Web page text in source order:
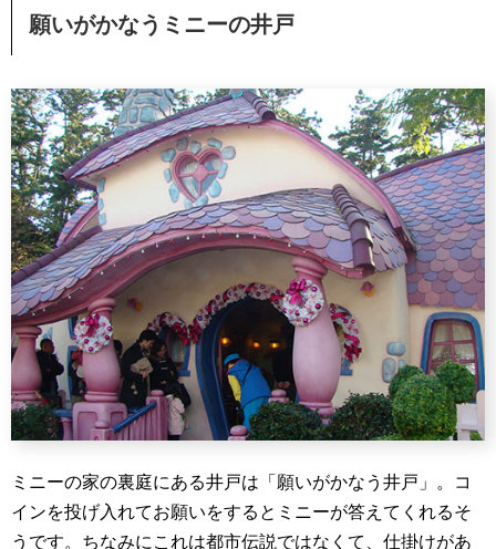
願いがかなうミニーの井戸
ミニーの家の裏庭にある井戸は「願いがかなう井戸」。コ
インを投げ入れてお願いをするとミニーが答えてくれるそ
うです。ちなみにこれは都市伝説ではなくて、仕掛けがあ